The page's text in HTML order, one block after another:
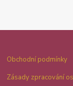
Obchodní podmínky
Zásady zpracování